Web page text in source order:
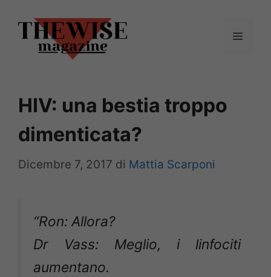
contenuto
Menu
HIV: una bestia troppo
dimenticata?
Dicembre 7, 2017 di Mattia Scarponi
“Ron: Allora?
Dr Vass: Meglio, i linfociti
aumentano.